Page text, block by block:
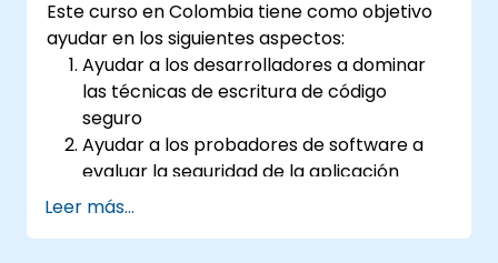
Este curso en Colombia tiene como objetivo
ayudar en los siguientes aspectos:
Ayudar a los desarrolladores a dominar
las técnicas de escritura de código
seguro
Ayudar a los probadores de software a
evaluar la seguridad de la aplicación
antes de su publicación en el entorno de
Leer más...